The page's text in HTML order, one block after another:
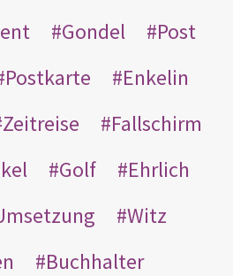
Gondel
Post
Postkarte
Enkelin
Zeitreise
Fallschirm
Golf
Ehrlich
Witz
Buchhalter